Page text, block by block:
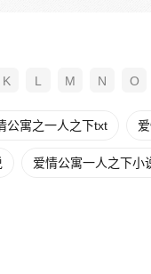
K L M N O
公寓之一人之下txt
爱情公寓一人之下小